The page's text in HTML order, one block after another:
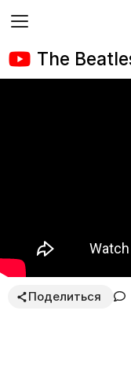
The
Поделиться